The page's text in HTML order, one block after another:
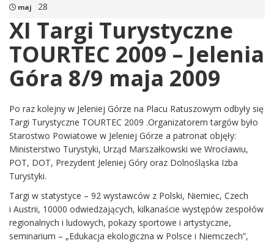
maj 28
XI Targi Turystyczne
TOURTEC 2009 – Jelenia
Góra 8/9 maja 2009
Po raz kolejny w Jeleniej Górze na Placu Ratuszowym odbyły się
Targi Turystyczne TOURTEC 2009 .Organizatorem targów było
Starostwo Powiatowe w Jeleniej Górze a patronat objęły:
Ministerstwo Turystyki, Urząd Marszałkowski we Wrocławiu,
POT, DOT, Prezydent Jeleniej Góry oraz Dolnośląska Izba
Turystyki.
Targi w statystyce – 92 wystawców z Polski, Niemiec, Czech
i Austrii, 10000 odwiedzających, kilkanaście występów zespołów
regionalnych i ludowych, pokazy sportowe i artystyczne,
seminarium – „Edukacja ekologiczna w Polsce i Niemczech”,